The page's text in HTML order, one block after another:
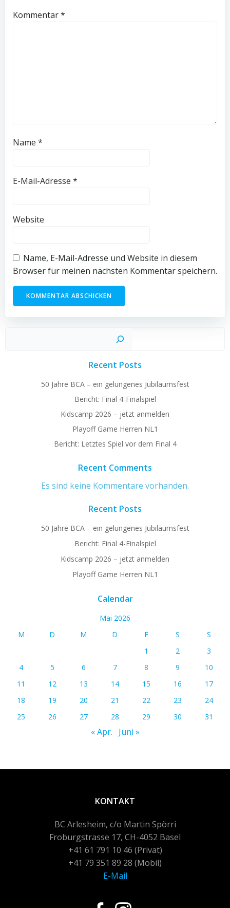
Kommentar*
Name *
E-Mail-Adresse *
Website
Name, E-Mail-Adresse und Website in diesem
Browser für meinen nächsten Kommentar speichern.
Suchen
Recent Posts
50 Jahre BCA – ein gelungenes Jubiläumsfest
Bericht: Final 4-Finalspiel
Kidscamp 2026 – jetzt anmelden
Playoff Game Herren NL1
Bericht: Letztes Spiel vor dem Final 4
Recent Comments
Es sind keine Kommentare vorhanden.
Recent Posts
50 Jahre BCA – ein gelungenes Jubiläumsfest
Bericht: Final 4-Finalspiel
Kidscamp 2026 – jetzt anmelden
Playoff Game Herren NL1
Calendar
Mai 2026
M
D M D F S
S
1
2
3
4
5 6 7 8 9
10
11
12 13 14 15 16
17
18
19 20 21 22 23
24
25
26 27 28 29 30 31
« Apr. Juni »
KONTAKT
BC Arlesheim, c/o Martin Spörri
Froburgstrasse 17, CH-4052 Basel
+41 61 791 10 46 (Privat)
+41 79 351 89 28 (Mobil)
E-Mail